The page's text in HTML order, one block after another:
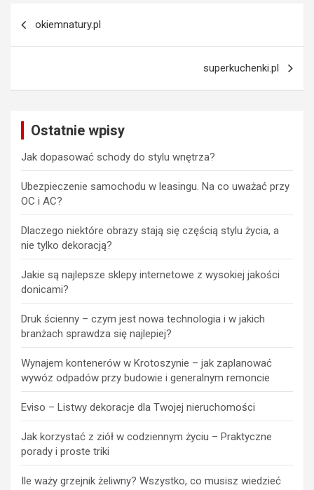
okiemnatury.pl
superkuchenki.pl
Ostatnie wpisy
Jak dopasować schody do stylu wnętrza?
Ubezpieczenie samochodu w leasingu. Na co uważać przy
OC i AC?
Dlaczego niektóre obrazy stają się częścią stylu życia, a
nie tylko dekoracją?
Jakie są najlepsze sklepy internetowe z wysokiej jakości
donicami?
Druk ścienny – czym jest nowa technologia i w jakich
branżach sprawdza się najlepiej?
Wynajem kontenerów w Krotoszynie – jak zaplanować
wywóz odpadów przy budowie i generalnym remoncie
Eviso – Listwy dekoracje dla Twojej nieruchomości
Jak korzystać z ziół w codziennym życiu – Praktyczne
porady i proste triki
Ile waży grzejnik żeliwny? Wszystko, co musisz wiedzieć